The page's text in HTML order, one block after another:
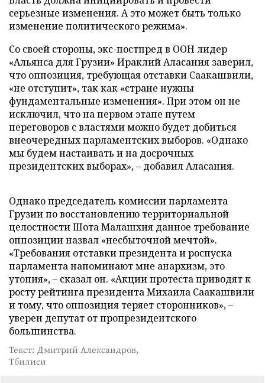
серьезные изменения. А это может быть только
изменение политического режима».
Со своей стороны, экс-постпред в ООН лидер
«Альянса для Грузии» Ираклий Аласания заверил,
что оппозиция, требующая отставки Саакашвили,
«не отступит», так как «стране нужны
фундаментальные изменения». При этом он не
исключил, что на первом этапе путем
переговоров с властями можно будет добиться
внеочередных парламентских выборов. «Однако
мы будем настаивать и на досрочных
президентских выборах», – добавил Аласания.
Однако председатель комиссии парламента
Грузии по восстановлению территориальной
целостности Шота Малашхия данное требование
оппозиции назвал «несбыточной мечтой».
«Требования отставки президента и роспуска
парламента напоминают мне анархизм, это
утопия», – сказал он. «Акции протеста приводят к
росту рейтинга президента Михаила Саакашвили
и тому, что оппозиция теряет сторонников», –
уверен депутат от пропрезидентского
большинства.
Текст: Дмитрий Александров,
Тбилиси